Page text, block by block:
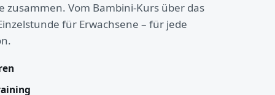
zusammen. Vom Bambini-Kurs über das
für Erwachsene – für jede